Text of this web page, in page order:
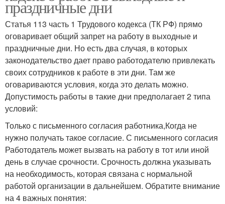
праздничные дни
Статья 113 часть 1 Трудового кодекса (ТК РФ) прямо
оговаривает общий запрет на работу в выходные и
праздничные дни. Но есть два случая, в которых
законодательство дает право работодателю привлекать
своих сотрудников к работе в эти дни. Там же
оговариваются условия, когда это делать можно.
Допустимость работы в такие дни предполагает 2 типа
условий:
Только с письменного согласия работника,Когда не
нужно получать такое согласие. С письменного согласия
Работодатель может вызвать на работу в тот или иной
день в случае срочности. Срочность должна указывать
на необходимость, которая связана с нормальной
работой организации в дальнейшем. Обратите внимание
на 4 важных понятия: